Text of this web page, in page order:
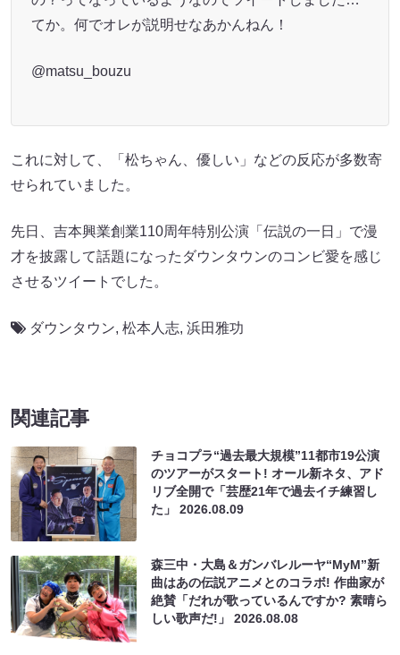
てか。何でオレが説明せなあかんねん！
@matsu_bouzu
これに対して、「松ちゃん、優しい」などの反応が多数寄
せられていました。
先日、吉本興業創業110周年特別公演「伝説の一日」で漫
才を披露して話題になったダウンタウンのコンビ愛を感じ
させるツイートでした。
ダウンタウン, 松本人志, 浜田雅功
関連記事
チョコプラ“過去最大規模”11都市19公演
のツアーがスタート! オール新ネタ、アド
リブ全開で「芸歴21年で過去イチ練習し
た」2026.08.09
森三中・大島＆ガンバレルーヤ“MyM”新
曲はあの伝説アニメとのコラボ! 作曲家が
絶賛「だれが歌っているんですか? 素晴ら
しい歌声だ!」2026.08.08